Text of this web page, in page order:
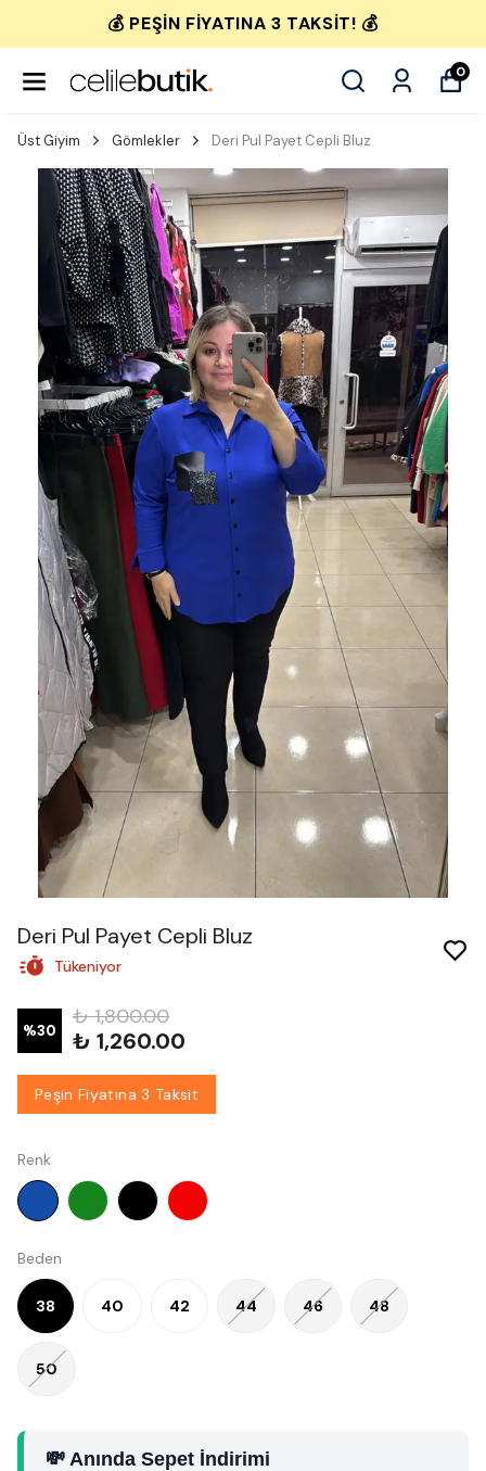
💰 PEŞIN FIYATINA 3 TAKSIT! 💰
0
Üst Giyim Gömlekler Deri Pul Payet Cepli Bluz
Deri Pul Payet Cepli Bluz
Tükeniyor
%30
₺ 1,800.00
₺ 1,260.00
Peşin Fiyatına 3 Taksit
Renk
Beden
38 40 42 44 46 48
50
💸 Anında Sepet İndirimi